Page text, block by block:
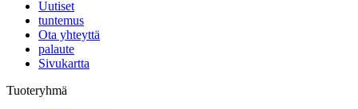
Uutiset
tuntemus
Ota yhteyttä
palaute
Sivukartta
Tuoteryhmä